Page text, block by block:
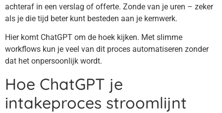
achteraf in een verslag of offerte. Zonde van je uren – zeker
als je die tijd beter kunt besteden aan je kernwerk.
Hier komt ChatGPT om de hoek kijken. Met slimme
workflows kun je veel van dit proces automatiseren zonder
dat het onpersoonlijk wordt.
Hoe ChatGPT je
intakeproces stroomlijnt